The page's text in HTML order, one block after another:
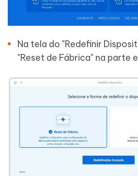
Na tela do "Redefinir
"Reset de Fábrica" na parte